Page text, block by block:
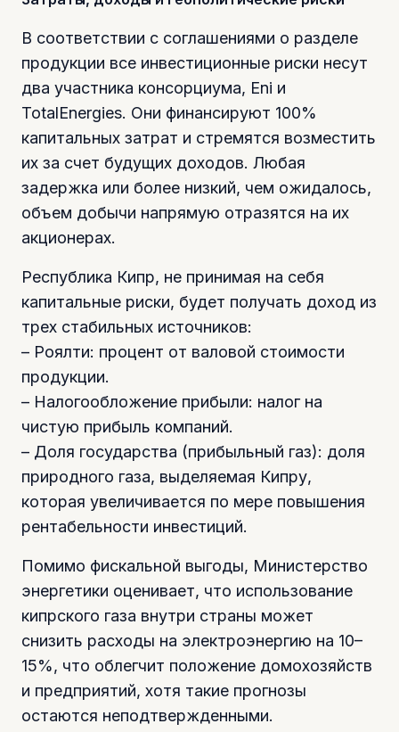
В соответствии с соглашениями о разделе
продукции все инвестиционные риски несут
два участника консорциума, Eni и
TotalEnergies. Они финансируют 100%
капитальных затрат и стремятся возместить
их за счет будущих доходов. Любая
задержка или более низкий, чем ожидалось,
объем добычи напрямую отразятся на их
акционерах.
Республика Кипр, не принимая на себя
капитальные риски, будет получать доход из
трех стабильных источников:
– Роялти: процент от валовой стоимости
продукции.
– Налогообложение прибыли: налог на
чистую прибыль компаний.
– Доля государства (прибыльный газ): доля
природного газа, выделяемая Кипру,
которая увеличивается по мере повышения
рентабельности инвестиций.
Помимо фискальной выгоды, Министерство
энергетики оценивает, что использование
кипрского газа внутри страны может
снизить расходы на электроэнергию на 10–
15%, что облегчит положение домохозяйств
и предприятий, хотя такие прогнозы
остаются неподтвержденными.